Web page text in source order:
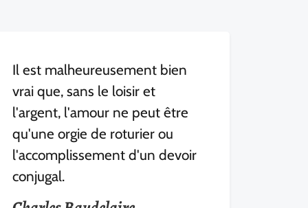
Il est malheureusement bien
vrai que, sans le loisir et
l'argent, l'amour ne peut être
qu'une orgie de roturier ou
l'accomplissement d'un devoir
conjugal.